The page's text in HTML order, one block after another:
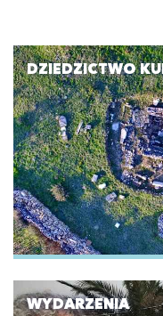
DZIEDZICTWO
WYDARZENIA